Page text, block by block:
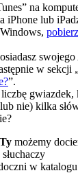
na
iPhone lub
w sekcji
”.
gwiazdek,
nie) kilka
możemy
słuchaczy
w katalogu